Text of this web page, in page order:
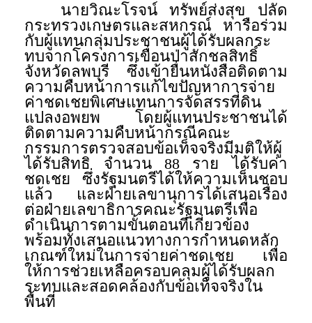
นายวิณะโรจน์ ทรัพย์ส่งสุข ปลัด
กระทรวงเกษตรและสหกรณ์ หารือร่วม
กับผู้แทนกลุ่มประชาชนผู้ได้รับผลกระ
ทบจากโครงการเขื่อนป่าสักชลสิทธิ์
จังหวัดลพบุรี ซึ่งเข้ายื่นหนังสือติดตาม
ความคืบหน้าการแก้ไขปัญหาการจ่าย
ค่าชดเชยพิเศษแทนการจัดสรรที่ดิน
แปลงอพยพ โดยผู้แทนประชาชนได้
ติดตามความคืบหน้ากรณีคณะ
กรรมการตรวจสอบข้อเท็จจริงมีมติให้ผู้
ได้รับสิทธิ จำนวน 88 ราย ได้รับค่า
ชดเชย ซึ่งรัฐมนตรีได้ให้ความเห็นชอบ
แล้ว และฝ่ายเลขานุการได้เสนอเรื่อง
ต่อฝ่ายเลขาธิการคณะรัฐมนตรีเพื่อ
ดำเนินการตามขั้นตอนที่เกี่ยวข้อง
พร้อมทั้งเสนอแนวทางการกำหนดหลัก
เกณฑ์ใหม่ในการจ่ายค่าชดเชย เพื่อ
ให้การช่วยเหลือครอบคลุมผู้ได้รับผลก
ระทบและสอดคล้องกับข้อเท็จจริงใน
พื้นที่